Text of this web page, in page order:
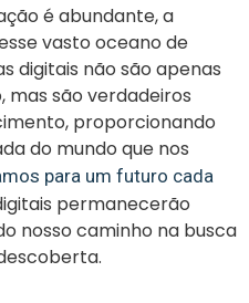
é abundante, a
vasto oceano de
digitais não são apenas
são verdadeiros
proporcionando
do mundo que nos
para um futuro cada
permanecerão
nosso caminho na busca